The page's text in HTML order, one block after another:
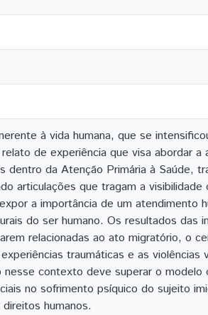
à vida humana, que se
de experiência que visa abordar a
dentro da Atenção Primária à Saúde,
articulações que tragam a
a importância de um atendimento
do ser humano. Os resultados das
relacionadas ao ato migratório, o
traumáticas e as violências
contexto deve superar o modelo
no sofrimento psíquico do sujeito
humanos.